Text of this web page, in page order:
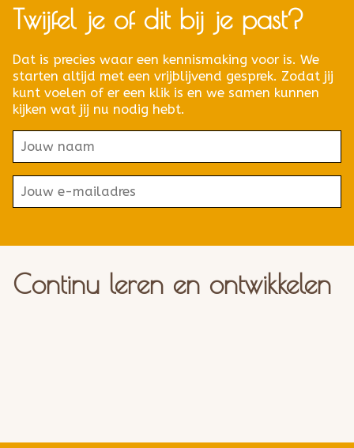
Twijfel je of dit bij je past?
Dat is precies waar een kennismaking voor is. We
starten altijd met een vrijblijvend gesprek. Zodat jij
kunt voelen of er een klik is en we samen kunnen
kijken wat jij nu nodig hebt.
Continu leren en ontwikkelen